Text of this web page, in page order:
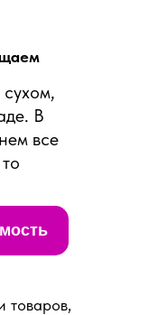
В
все
товаров,